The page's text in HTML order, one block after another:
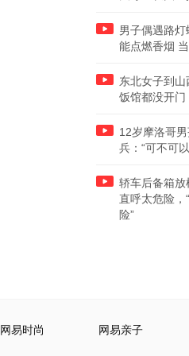
男子偶遇路
能点燃香烟
东北女子到
饭馆都没开门
12岁摩洛哥
兵：“可不可
轿车后备箱
直呼太危险，
险”
网易时尚 网易亲子